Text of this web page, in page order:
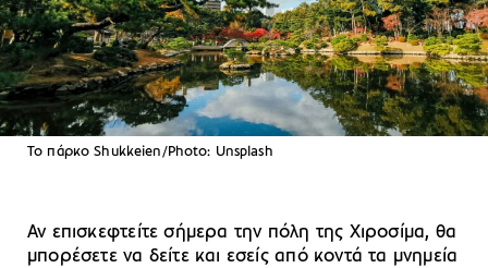
Το πάρκο Shukkeien/Photo: Unsplash
Αν επισκεφτείτε σήμερα την πόλη της Χιροσίμα, θα
μπορέσετε να δείτε και εσείς από κοντά τα μνημεία